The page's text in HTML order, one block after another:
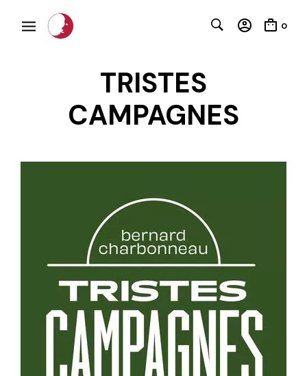
0
TRISTES
CAMPAGNES